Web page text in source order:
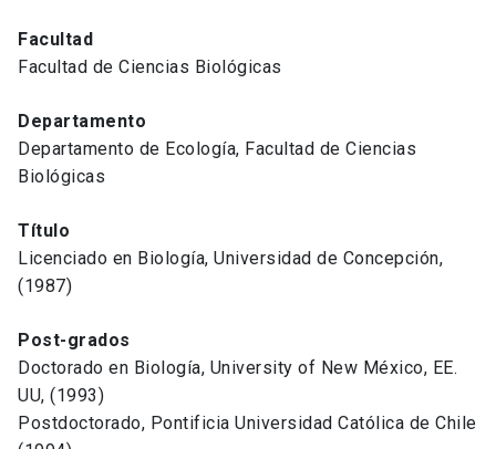
Facultad
Facultad de Ciencias Biológicas
Departamento
Departamento de Ecología, Facultad de Ciencias
Biológicas
Título
Licenciado en Biología, Universidad de Concepción,
(1987)
Post-grados
Doctorado en Biología, University of New México, EE.
UU, (1993)
Postdoctorado, Pontificia Universidad Católica de Chile